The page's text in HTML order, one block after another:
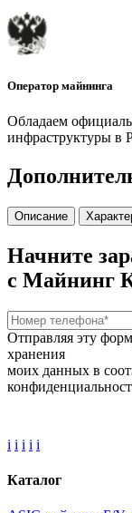
Оператор майнинга
Обладаем
инфраструктуры в
Описание
Начните
с Майнинг
Отправляя эту
хранения
моих данных в
i i i i i
Каталог